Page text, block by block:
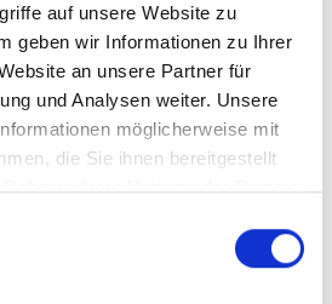
auf unsere Website zu
geben wir Informationen zu Ihrer
an unsere Partner für
und Analysen weiter. Unsere
möglicherweise mit
die Sie ihnen bereitgestellt
Ihrer Nutzung der Dienste